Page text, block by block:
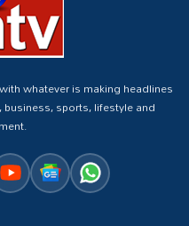
whatever is making headlines
sports, lifestyle and